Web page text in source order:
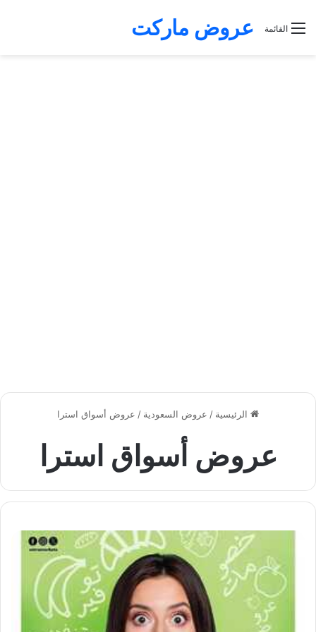
عروض ماركت القائمة
الرئيسية / عروض السعودية / عروض أسواق استرا
عروض أسواق استرا